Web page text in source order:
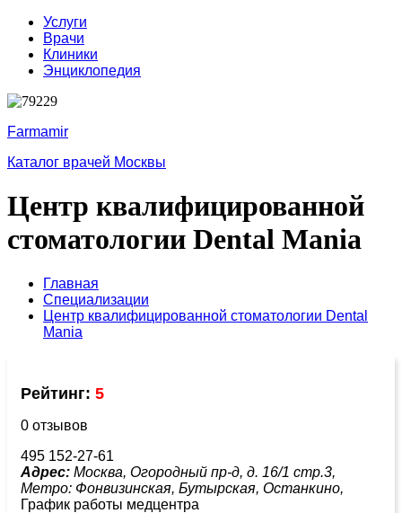
Услуги
Врачи
Клиники
Энциклопедия
Farmamir
Каталог врачей Москвы
Центр квалифицированной
стоматологии Dental Mania
Главная
Специализации
Центр квалифицированной стоматологии Dental
Mania
Рейтинг: 5
0 отзывов
495 152-27-61
Адрес: Москва, Огородный пр-д, д. 16/1 стр.3,
Метро: Фонвизинская, Бутырская, Останкино,
График работы медцентра